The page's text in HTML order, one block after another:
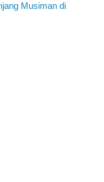
Musiman di